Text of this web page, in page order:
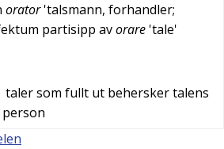
orator'talsmann, forhandler;
partisipp avorare 'tale'
taler som fullt ut behersker talens
person